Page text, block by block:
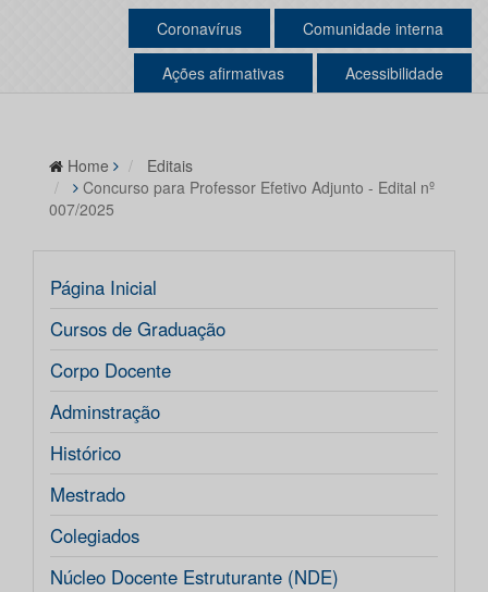
Coronavírus Comunidade interna
Ações afirmativas Acessibilidade
Home
Editais
Concurso para Professor Efetivo Adjunto - Edital nº
007/2025
Página Inicial
Cursos de Graduação
Corpo Docente
Adminstração
Histórico
Mestrado
Colegiados
Núcleo Docente Estruturante (NDE)